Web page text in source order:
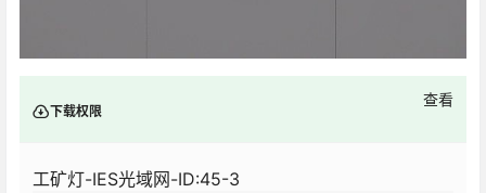
下载权限
查看
工矿灯-IES光域网-ID:45-3